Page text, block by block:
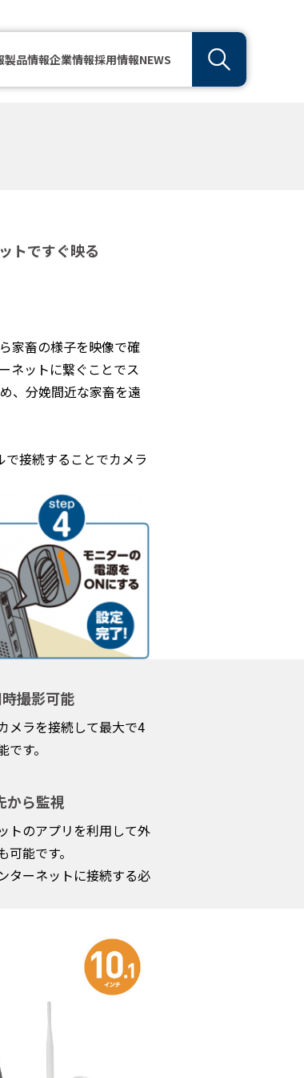
製品情報企業情報採用情報NEWS
トですぐ映る
家畜の様子を映像で確
ネットに繋ぐことでス
、分娩間近な家畜を遠
接続することでカメラ
撮影可能
メラを接続して最大で4
す。
から監視
トのアプリを利用して外
能です。
ターネットに接続する必